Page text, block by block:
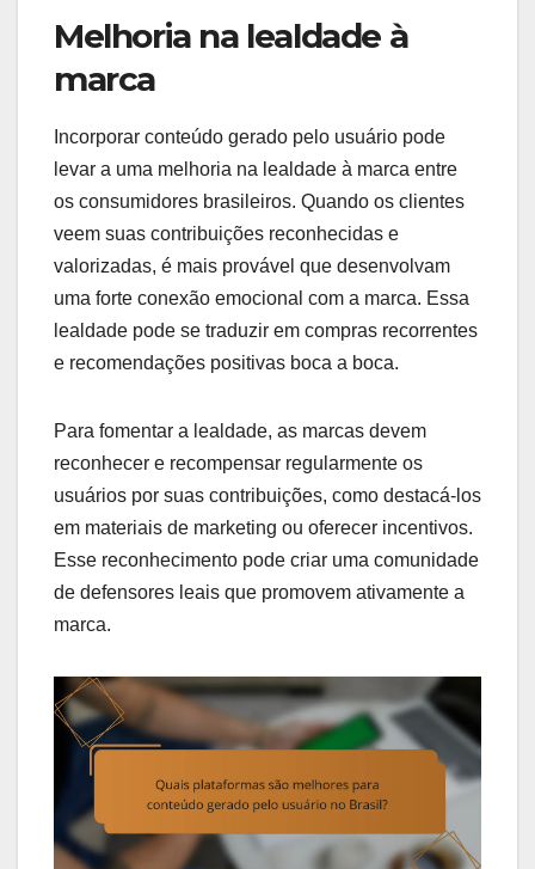
Melhoria na lealdade à
marca
Incorporar conteúdo gerado pelo usuário pode
levar a uma melhoria na lealdade à marca entre
os consumidores brasileiros. Quando os clientes
veem suas contribuições reconhecidas e
valorizadas, é mais provável que desenvolvam
uma forte conexão emocional com a marca. Essa
lealdade pode se traduzir em compras recorrentes
e recomendações positivas boca a boca.
Para fomentar a lealdade, as marcas devem
reconhecer e recompensar regularmente os
usuários por suas contribuições, como destacá-los
em materiais de marketing ou oferecer incentivos.
Esse reconhecimento pode criar uma comunidade
de defensores leais que promovem ativamente a
marca.